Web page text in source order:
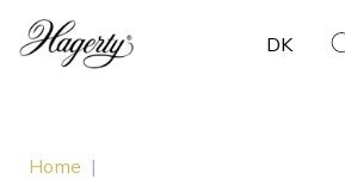
DK
Home |